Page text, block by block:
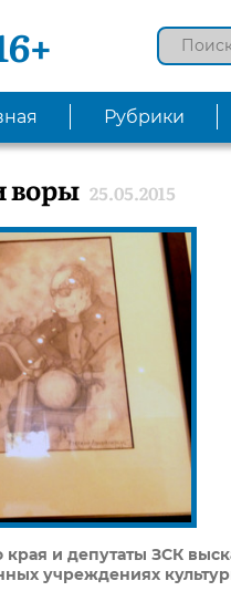
Рубрики
воры 25.05.2015
края и депутаты ЗСК
учреждениях